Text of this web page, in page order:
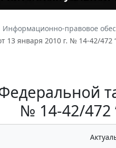
Информационно-правовое
13 января 2010 г. № 14-42/472
№ 14-42/472